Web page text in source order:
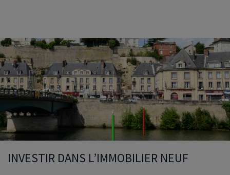
INVESTIR DANS L’IMMOBILIER NEUF